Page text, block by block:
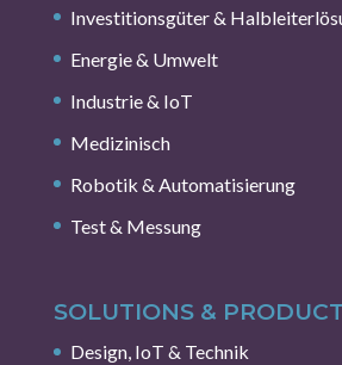
Investitionsgüter &
Energie & Umwelt
Industrie & IoT
Medizinisch
Robotik & Automatisierung
Test & Messung
SOLUTIONS &
Design, IoT & Technik